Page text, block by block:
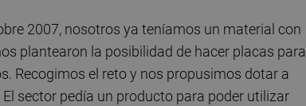
2007, nosotros ya teníamos un material con
plantearon la posibilidad de hacer placas para
Recogimos el reto y nos propusimos dotar a
sector pedía un producto para poder utilizar